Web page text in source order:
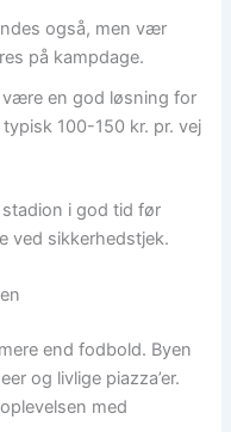
også, men vær
på kampdage.
være en god løsning for
100-150 kr. pr. vej
i god tid før
ved sikkerhedstjek.
end fodbold. Byen
og livlige piazza’er.
med